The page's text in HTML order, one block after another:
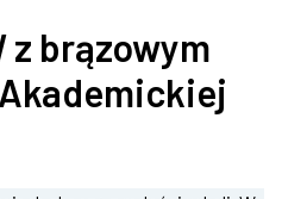
z brązowym